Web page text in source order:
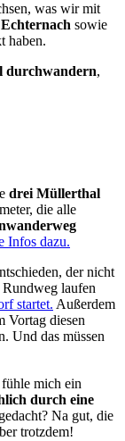
was wir mit
sowie
haben.
durchwandern,
drei Müllerthal
die alle
Infos dazu.
der nicht
laufen
startet. Außerdem
Vortag diesen
Und das müssen
mich ein
durch eine
Na gut, die
trotzdem!